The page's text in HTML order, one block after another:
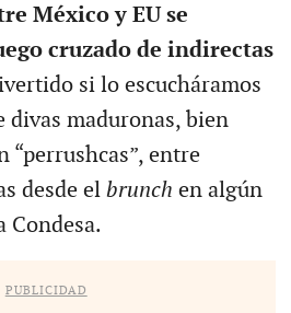
México y EU se
cruzado de indirectas
si lo escucháramos
divas maduronas, bien
“perrushcas”, entre
desde el brunch en algún
Condesa.
PUBLICIDAD